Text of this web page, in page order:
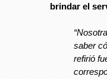
brindar el
saber
refirió